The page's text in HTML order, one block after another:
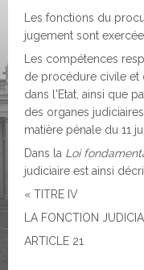
Les fonctions du
jugement sont
Les compétences
de procédure civile et
dans l'Etat, ainsi que
des organes
matière pénale du 11
Dans la Loi
judiciaire est ainsi
« TITRE IV
LA FONCTION
ARTICLE 21